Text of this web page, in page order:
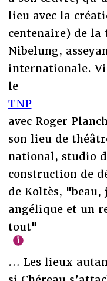
lieu avec la
centenaire) de la
Nibelung,
internationale.
le
TNP
avec Roger
son lieu de
national, studio
construction de
de Koltès, "beau,
angélique et un
tout"
… Les lieux